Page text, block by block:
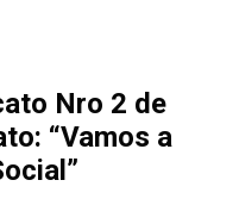
Nro 2 de
“Vamos a